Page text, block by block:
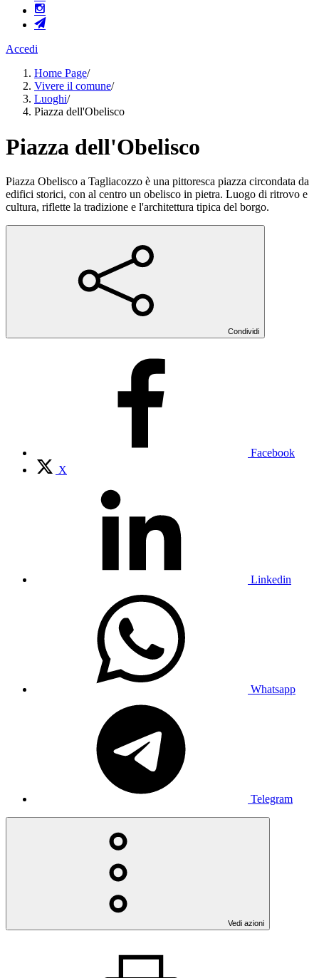
Accedi
Home Page/
Vivere il comune/
Luoghi/
Piazza dell'Obelisco
Piazza dell'Obelisco
Piazza Obelisco a Tagliacozzo è una pittoresca piazza circondata da
edifici storici, con al centro un obelisco in pietra. Luogo di ritrovo e
cultura, riflette la tradizione e l'architettura tipica del borgo.
Condividi
Facebook
X
Linkedin
Whatsapp
Telegram
Vedi azioni